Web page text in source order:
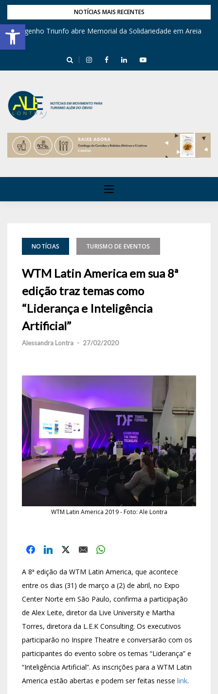
Barra de Ferramentas Aberta
NOTÍCIAS MAIS RECENTES
Engenho Triunfo abre Memorial da Solidariedade em Areia
NOTÍCIAS TURISMO DE EVENTOS
WTM Latin America em sua 8ª
edição traz temas como
“Liderança e Inteligência
Artificial”
Alessandra Lontra - 27/02/2020
WTM Latin America 2019 - Foto: Ale Lontra
A 8ª edição da WTM Latin America, que acontece
entre os dias (31) de março a (2) de abril, no Expo
Center Norte em São Paulo, confirma a participação
de Alex Leite, diretor da Live University e Martha
Torres, diretora da L.E.K Consulting. Os executivos
participarão no Inspire Theatre e conversarão com os
participantes do evento sobre os temas “Liderança” e
“Inteligência Artificial”. As inscrições para a WTM Latin
America estão abertas e podem ser feitas nesse link.